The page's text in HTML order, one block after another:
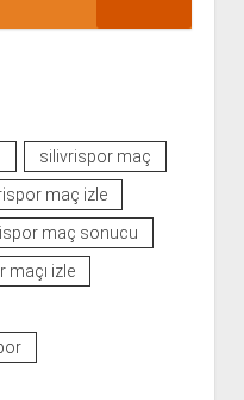
silivrispor maç
maç izle
maç sonucu
maçı izle